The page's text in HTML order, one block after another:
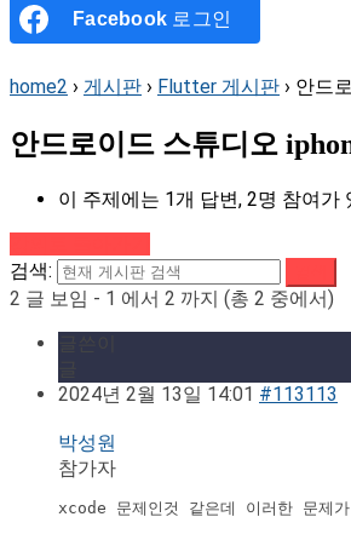
Facebook 로그인
home2 › 게시판 › Flutter 게시판 › 안드
안드로이드 스튜디오
이 주제에는 1개 답변, 2명 참여가
검색:
2 글 보임 - 1 에서 2 까지 (총 2 중에서)
2024년 2월 13일 14:01 #113113
박성원
참가자